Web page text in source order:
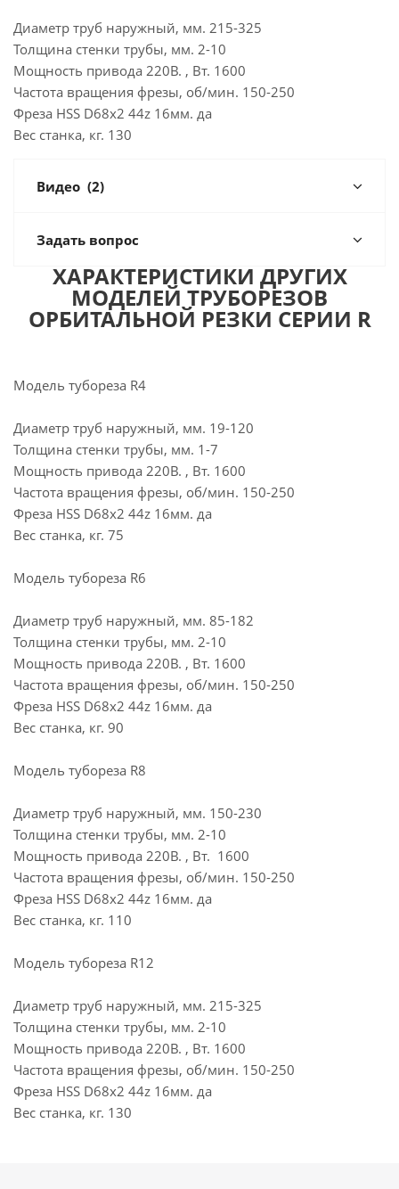
Диаметр труб наружный, мм. 215-325
Толщина стенки трубы, мм. 2-10
Мощность привода 220В. , Вт. 1600
Частота вращения фрезы, об/мин. 150-250
Фреза HSS D68x2 44z 16мм. да
Вес станка, кг. 130
Видео (2)
Задать вопрос
ХАРАКТЕРИСТИКИ ДРУГИХ
МОДЕЛЕЙ ТРУБОРЕЗОВ
ОРБИТАЛЬНОЙ РЕЗКИ СЕРИИ R
Модель тубореза R4
Диаметр труб наружный, мм. 19-120
Толщина стенки трубы, мм. 1-7
Мощность привода 220В. , Вт. 1600
Частота вращения фрезы, об/мин. 150-250
Фреза HSS D68x2 44z 16мм. да
Вес станка, кг. 75
Модель тубореза R6
Диаметр труб наружный, мм. 85-182
Толщина стенки трубы, мм. 2-10
Мощность привода 220В. , Вт. 1600
Частота вращения фрезы, об/мин. 150-250
Фреза HSS D68x2 44z 16мм. да
Вес станка, кг. 90
Модель тубореза R8
Диаметр труб наружный, мм. 150-230
Толщина стенки трубы, мм. 2-10
Мощность привода 220В. , Вт. 1600
Частота вращения фрезы, об/мин. 150-250
Фреза HSS D68x2 44z 16мм. да
Вес станка, кг. 110
Модель тубореза R12
Диаметр труб наружный, мм. 215-325
Толщина стенки трубы, мм. 2-10
Мощность привода 220В. , Вт. 1600
Частота вращения фрезы, об/мин. 150-250
Фреза HSS D68x2 44z 16мм. да
Вес станка, кг. 130